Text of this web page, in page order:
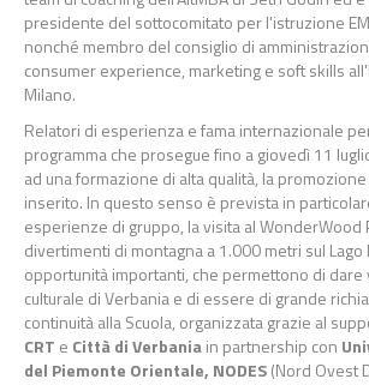
presidente del sottocomitato per l'istruzione
nonché membro del consiglio di
consumer experience, marketing e soft skills
Milano.
Relatori di esperienza e fama internazionale
programma che prosegue fino a giovedì 11
ad una formazione di alta qualità, la
inserito. In questo senso è prevista in
esperienze di gruppo, la visita al WonderWood
divertimenti di montagna a 1.000 metri sul Lago
opportunità importanti, che permettono di dare
culturale di Verbania e di essere di grande
continuità alla Scuola, organizzata grazie al
CRT e Città di Verbaniain partnership con
del Piemonte Orientale, NODES(Nord Ovest